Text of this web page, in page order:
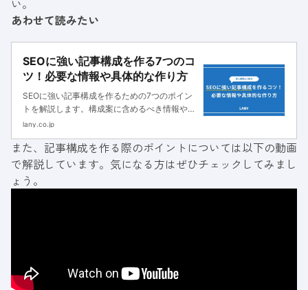
あわせて読みたい
SEOに強い記事構成を作る7つのコ
ツ！必要な情報や具体的な作り方
SEOに強い記事構成を作るための7つのポイン
トを解説します。構成案に含めるべき情報や具
体的なステップ、作り方の例を元に、記事を読
れる状態になっているでしょう。
lany.co.jp
また、記事構成を作る際のポイントについては以下の動画
で解説しています。気になる方はぜひチェックしてみまし
ょう。